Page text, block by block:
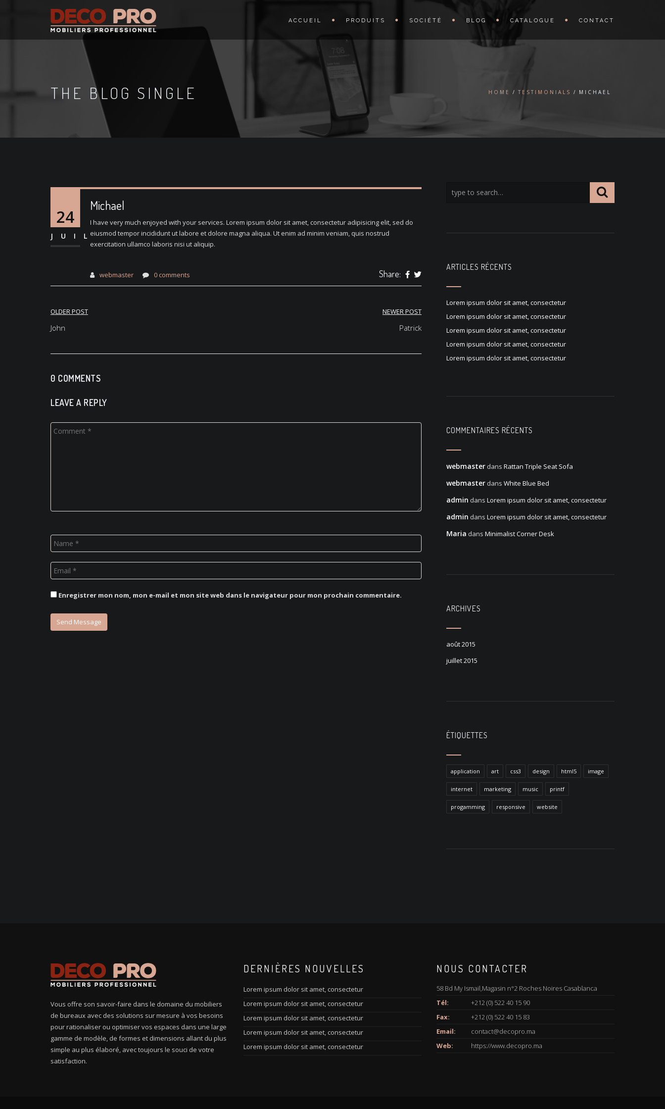
ACCUEIL PRODUITS SOCIÉTÉ BLOG CATALOGUE CONTACT
THE BLOG SINGLE HOME TESTIMONIALS MICHAEL
24
JUIL
Michael
I have very much enjoyed with your services. Lorem ipsum dolor sit amet, consectetur adipisicing elit, sed do
eiusmod tempor incididunt ut labore et dolore magna aliqua. Ut enim ad minim veniam, quis nostrud
exercitation ullamco laboris nisi ut aliquip.
webmaster 0 comments Share:
Navigation
l’article
OLDER POST
John
NEWER POST
Patrick
0 COMMENTS
LEAVE A REPLY
Enregistrer mon nom, mon e-mail et mon site web dans le navigateur pour mon prochain commentaire.
ARTICLES RÉCENTS
Lorem ipsum dolor sit amet, consectetur
Lorem ipsum dolor sit amet, consectetur
Lorem ipsum dolor sit amet, consectetur
Lorem ipsum dolor sit amet, consectetur
Lorem ipsum dolor sit amet, consectetur
COMMENTAIRES RÉCENTS
webmaster dans Rattan Triple Seat Sofa
webmaster dans White Blue Bed
admin dans Lorem ipsum dolor sit amet, consectetur
admin dans Lorem ipsum dolor sit amet, consectetur
Maria dans Minimalist Corner Desk
ARCHIVES
août 2015
juillet 2015
ÉTIQUETTES
application art css3 design html5 image
internet marketing music printf
progamming responsive website
Vous offre son savoir-faire dans le domaine du mobiliers
de bureaux avec des solutions sur mesure à vos besoins
pour rationaliser ou optimiser vos espaces dans une large
gamme de modèle, de formes et dimensions allant du plus
simple au plus élaboré, avec toujours le souci de votre
satisfaction.
DERNIÈRES NOUVELLES
Lorem ipsum dolor sit amet, consectetur
Lorem ipsum dolor sit amet, consectetur
Lorem ipsum dolor sit amet, consectetur
Lorem ipsum dolor sit amet, consectetur
Lorem ipsum dolor sit amet, consectetur
NOUS CONTACTER
58 Bd My Ismail,Magasin n°2 Roches Noires Casablanca
Tél:
+212 (0) 522 40 15 90
Fax:
+212 (0) 522 40 15 83
Email:
contact@decopro.ma
Web:
https://www.decopro.ma